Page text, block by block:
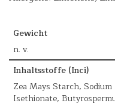
Gewicht
n. v.
Inhaltsstoffe (Inci)
Zea Mays Starch,
Isethionate,